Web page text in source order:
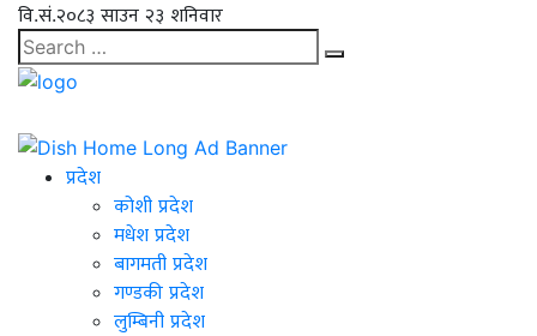
वि.सं.२०८३ साउन २३ शनिवार
प्रदेश
कोशी प्रदेश
मधेश प्रदेश
बागमती प्रदेश
गण्डकी प्रदेश
लुम्बिनी प्रदेश